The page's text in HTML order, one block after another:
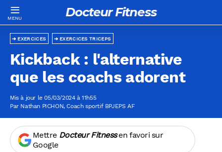
Docteur Fitness
EXERCICES TRICEPS
EXERCICES
Kickback : l'alternative
que les coachs adorent
Mis à jour le 05/03/2024 à 11h55
Par Nathan PICHON, Coach sportif BPJEPS AF
Mettre Docteur Fitnessen favori sur
Google